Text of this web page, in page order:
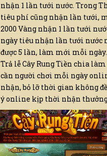
nhận 1 lần tưới nước. Trong
tiêu phí cũng nhận lần tưới,
2000 Vàng nhận 1 lần tưới
ngày tiêu nhận lần tưới nước
được 5 lần, làm mới mỗi ngày.
Trả lễ Cây Rung Tiền chia
cần người chơi mỗi ngày
nhận, bỏ lỡ thời gian không
ý online kịp thời nhận